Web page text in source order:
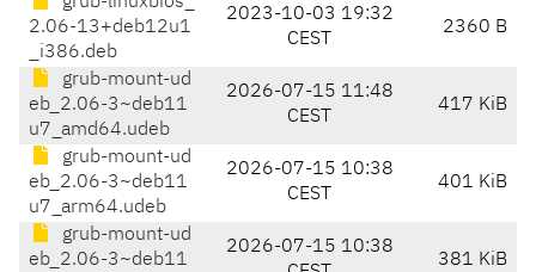
2.06-13+deb12u1
_i386.deb
2023-10-03 19:32
CEST
2360 B
grub-mount-ud
eb_2.06-3~deb11
u7_amd64.udeb
2026-07-15 11:48
CEST
417 KiB
grub-mount-ud
eb_2.06-3~deb11
u7_arm64.udeb
2026-07-15 10:38
CEST
401 KiB
grub-mount-ud
eb_2.06-3~deb11
2026-07-15 10:38
381 KiB